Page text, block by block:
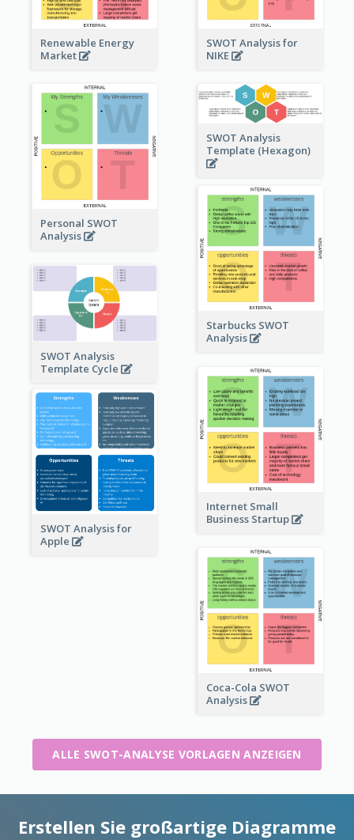
Renewable Energy
Market
SWOT Analysis for
NIKE
Personal SWOT
Analysis
SWOT Analysis
Template (Hexagon)
Starbucks SWOT
Analysis
SWOT Analysis
Template Cycle
Internet Small
Business Startup
SWOT Analysis for
Apple
Coca-Cola SWOT
Analysis
ALLE SWOT-ANALYSE VORLAGEN ANZEIGEN
Erstellen Sie großartige Diagramme